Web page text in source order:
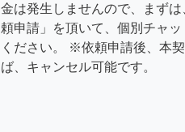
金は発生しませんので、まず
頼申請」を頂いて、個別チャ
ください。 ※依頼申請後、本
ば、キャンセル可能です。